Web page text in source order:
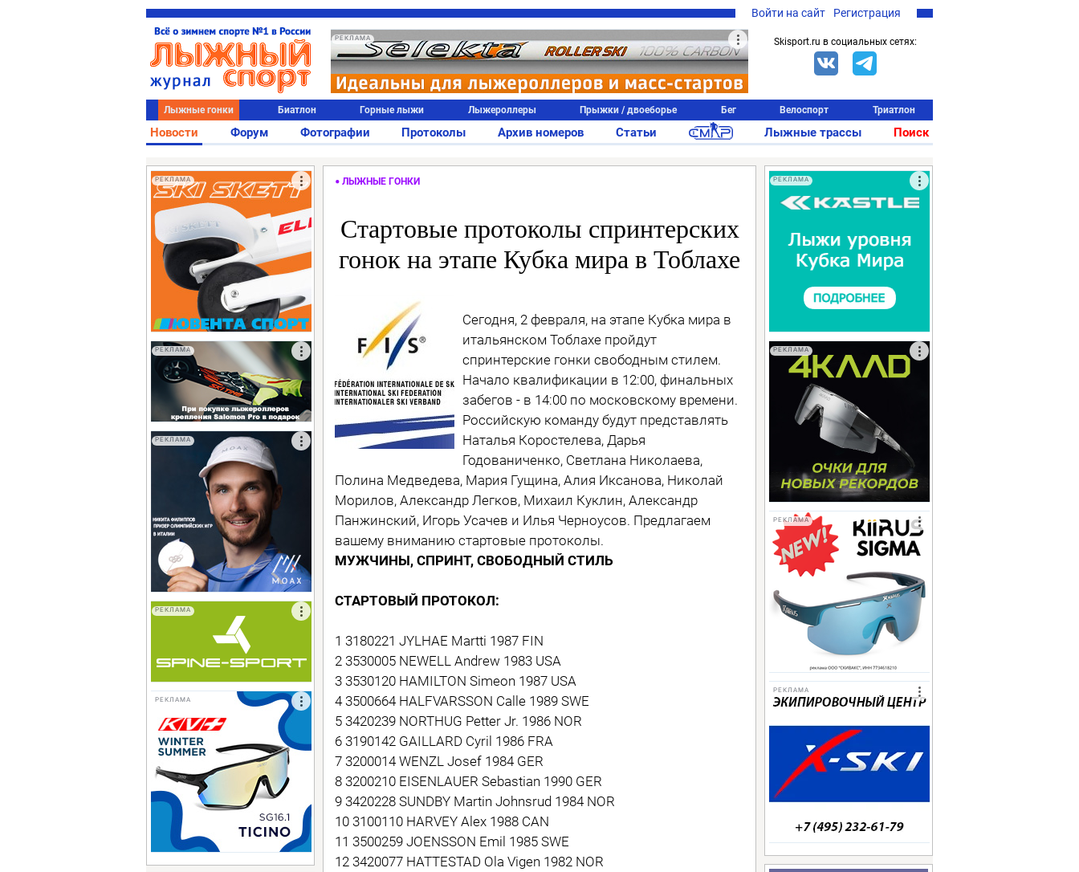
Войти на сайт Регистрация
РЕКЛАМА Skisport.ru в социальных сетях:
Лыжные гонки Биатлон Горные лыжи Лыжероллеры Прыжки / двоеборье Бег Велоспорт Триатлон
Новости Форум Фотографии Протоколы Архив номеров Статьи Лыжные трассы Поиск
РЕКЛАМА
РЕКЛАМА
РЕКЛАМА
РЕКЛАМА
РЕКЛАМА
ЛЫЖНЫЕ ГОНКИ
Стартовые протоколы спринтерских
гонок на этапе Кубка мира в Тоблахе
Сегодня, 2 февраля, на этапе Кубка мира в
итальянском Тоблахе пройдут
спринтерские гонки свободным стилем.
Начало квалификации в 12:00, финальных
забегов - в 14:00 по московскому времени.
Российскую команду будут представлять
Наталья Коростелева, Дарья
Годованиченко, Светлана Николаева,
Полина Медведева, Мария Гущина, Алия Иксанова, Николай
Морилов, Александр Легков, Михаил Куклин, Александр
Панжинский, Игорь Усачев и Илья Черноусов. Предлагаем
вашему вниманию стартовые протоколы.
МУЖЧИНЫ, СПРИНТ, СВОБОДНЫЙ СТИЛЬ
СТАРТОВЫЙ ПРОТОКОЛ:
1 3180221 JYLHAE Martti 1987 FIN
2 3530005 NEWELL Andrew 1983 USA
3 3530120 HAMILTON Simeon 1987 USA
4 3500664 HALFVARSSON Calle 1989 SWE
5 3420239 NORTHUG Petter Jr. 1986 NOR
6 3190142 GAILLARD Cyril 1986 FRA
7 3200014 WENZL Josef 1984 GER
8 3200210 EISENLAUER Sebastian 1990 GER
9 3420228 SUNDBY Martin Johnsrud 1984 NOR
10 3100110 HARVEY Alex 1988 CAN
11 3500259 JOENSSON Emil 1985 SWE
12 3420077 HATTESTAD Ola Vigen 1982 NOR
РЕКЛАМА
РЕКЛАМА
РЕКЛАМА
РЕКЛАМА